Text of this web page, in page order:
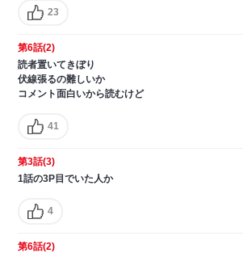
23
第6話(2)
読者置いてきぼり
伏線張るの難しいか
コメント面白いから読むけど
41
第3話(3)
1話の3P目でいた人か
4
第6話(2)